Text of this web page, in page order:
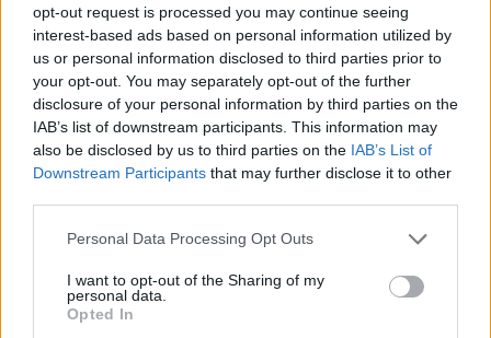
opt-out request is processed you may continue seeing
interest-based ads based on personal information utilized by
us or personal information disclosed to third parties prior to
your opt-out. You may separately opt-out of the further
disclosure of your personal information by third parties on the
IAB’s list of downstream participants. This information may
also be disclosed by us to third parties on the IAB’s List of
Downstream Participants that may further disclose it to other
Please note that this website/app uses one or more Google
not limited to your visit or usage behaviour. You may click to
grant or deny consent to Google and its third-party tags to
use your data for below specified purposes in below Google
Personal Data Processing Opt Outs
I want to opt-out of the Sharing of my
personal data.
Opted In
Kövess minket, és értesülj a friss hírekről a
Facebookon is!